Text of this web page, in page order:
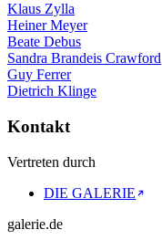
Klaus Zylla
Heiner Meyer
Beate Debus
Sandra Brandeis Crawford
Guy Ferrer
Dietrich Klinge
Kontakt
Vertreten durch
DIE GALERIE
galerie.de